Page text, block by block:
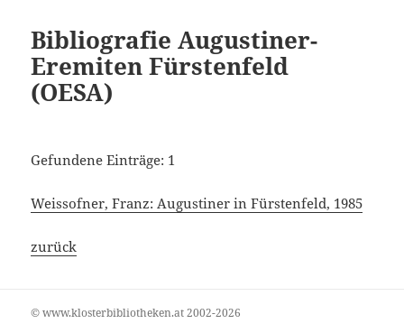
Bibliografie Augustiner-
Eremiten Fürstenfeld
(OESA)
Gefundene Einträge: 1
Weissofner, Franz: Augustiner in Fürstenfeld, 1985
zurück
© www.klosterbibliotheken.at 2002-2026